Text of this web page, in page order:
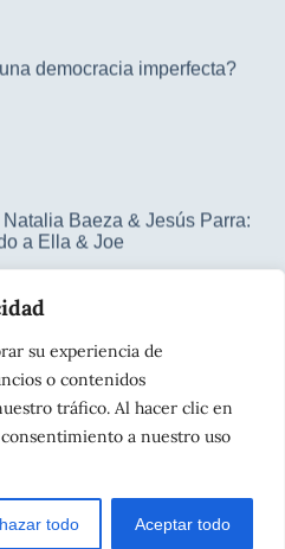
su experiencia de
o contenidos
tráfico. Al hacer clic en
consentimiento a nuestro uso
todo Aceptar todo
democracia imperfecta?
Baeza & Jesús Parra:
a Ella & Joe
Política de privacidad
cookies
–
187 887
-asturisimos.com